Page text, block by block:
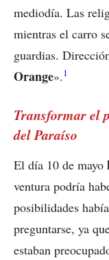
mediodía. Las
mientras el carro
guardias.
Orange».1
Transformar el
del Paraíso
El día 10 de mayo
ventura podría
posibilidades
preguntarse, ya
estaban